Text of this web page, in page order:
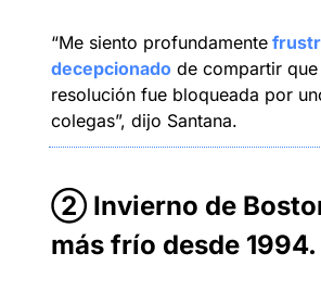
“Me siento profundamente
decepcionado de compartir que
resolución fue bloqueada por
colegas”, dijo Santana.
② Invierno de
más frío desde 1994.